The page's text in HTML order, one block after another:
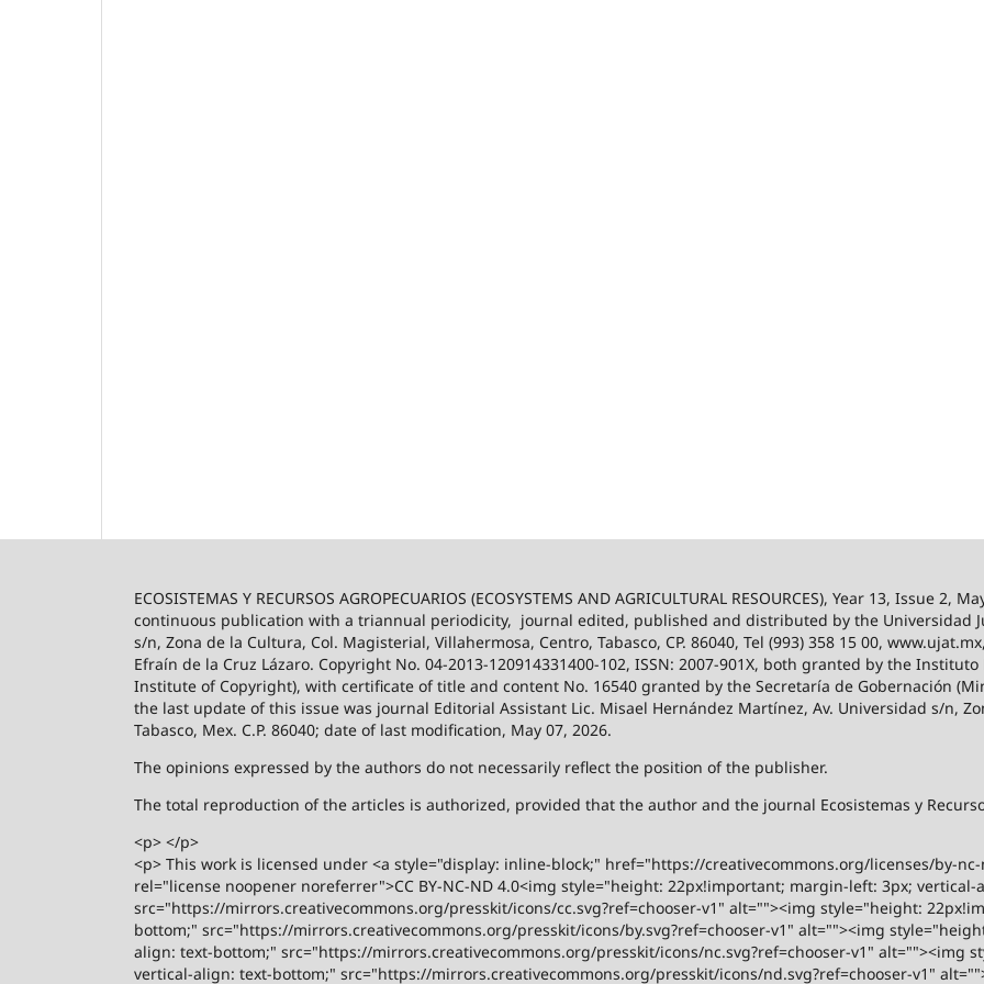
ECOSISTEMAS Y RECURSOS AGROPECUARIOS (ECOSYSTEMS AND AGRICULTURAL RESOURCES), Year 13, Issue 2,
continuous publication with a triannual periodicity, journal edited, published and distributed by the Universidad
s/n, Zona de la Cultura, Col. Magisterial, Villahermosa, Centro, Tabasco, CP. 86040, Tel (993) 358 15 00,
Efraín de la Cruz Lázaro. Copyright No. 04-2013-120914331400-102, ISSN: 2007-901X, both granted by the
Institute of Copyright), with certificate of title and content No. 16540 granted by the Secretaría de Gobernación
the last update of this issue was journal Editorial Assistant Lic. Misael Hernández Martínez, Av. Universidad s/n,
Tabasco, Mex. C.P. 86040; date of last modification, May 07, 2026.
The opinions expressed by the authors do not necessarily reflect the position of the publisher.
The total reproduction of the articles is authorized, provided that the author and the journal Ecosistemas y
<p> </p>
<p> This work is licensed under <a style="display: inline-block;" href="https://creativecommons.org/licenses/by-
rel="license noopener noreferrer">CC BY-NC-ND 4.0<img style="height: 22px!important; margin-left: 3px;
src="https://mirrors.creativecommons.org/presskit/icons/cc.svg?ref=chooser-v1" alt=""><img style="height:
bottom;" src="https://mirrors.creativecommons.org/presskit/icons/by.svg?ref=chooser-v1" alt=""><img
align: text-bottom;" src="https://mirrors.creativecommons.org/presskit/icons/nc.svg?ref=chooser-v1" alt=""><img
vertical-align: text-bottom;" src="https://mirrors.creativecommons.org/presskit/icons/nd.svg?ref=chooser-v1"